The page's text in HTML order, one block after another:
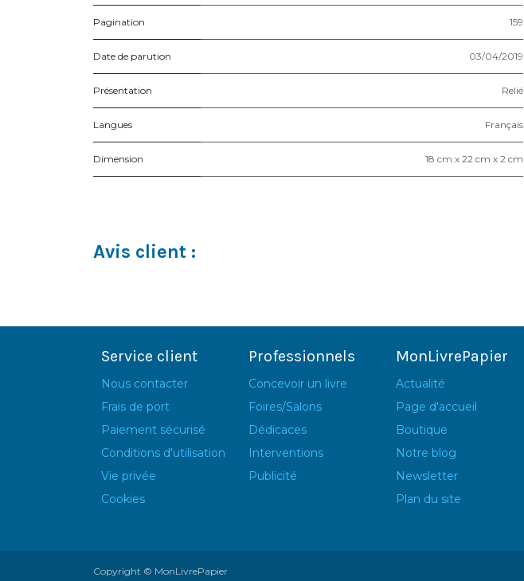
Pagination 159
Date de parution 03/04/2019
Présentation Relié
Langues Français
Dimension 18 cm x 22 cm x 2 cm
Avis client :
Service client
Nous contacter
Frais de port
Paiement sécurisé
Conditions d'utilisation
Vie privée
Cookies
Professionnels
Concevoir un livre
Foires/Salons
Dédicaces
Interventions
Publicité
MonLivrePapier
Actualité
Page d'accueil
Boutique
Notre blog
Newsletter
Plan du site
Copyright © MonLivrePapier